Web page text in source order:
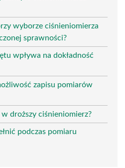
wyborze ciśnieniomierza
sprawności?
wpływa na dokładność
zapisu pomiarów
droższy ciśnieniomierz?
podczas pomiaru